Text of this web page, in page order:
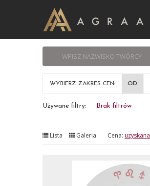
WYBIERZ ZAKRES CEN: OD
Używane filtry: Brak filtrów
Lista Galeria Cena: uzyskana